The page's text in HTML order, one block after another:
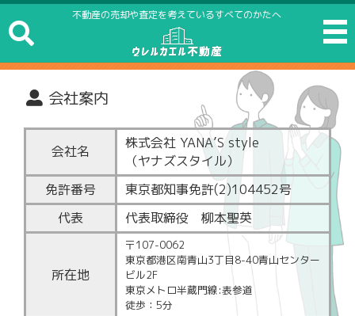
不動産の売却や査定を考えているすべてのかたへ
会社案内
会社名
株式会社 YANA’S style
（ヤナズスタイル）
免許番号
東京都知事免許(2)104452号
代表
代表取締役 柳本聖英
所在地
〒107-0062
東京都港区南青山3丁目8-40青山センター
ビル2F
東京メトロ半蔵門線:表参道
徒歩：5分